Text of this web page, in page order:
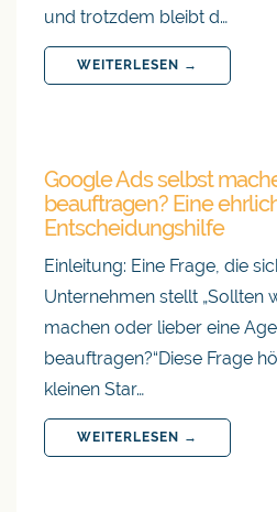
und trotzdem bleibt d…
WEITERLESEN →
Google Ads selbst
beauftragen? Eine
Entscheidungshilfe
Einleitung: Eine Frage, die
Unternehmen stellt „Sollten
machen oder lieber eine
beauftragen?“Diese Frage
kleinen Star…
WEITERLESEN →